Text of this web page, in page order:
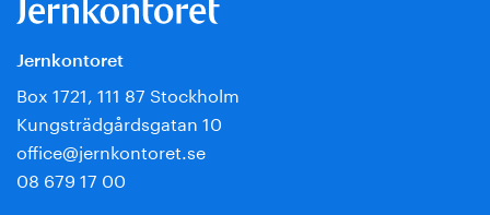
Jernkontoret
Box 1721, 111 87 Stockholm
Kungsträdgårdsgatan 10
office@jernkontoret.se
08 679 17 00